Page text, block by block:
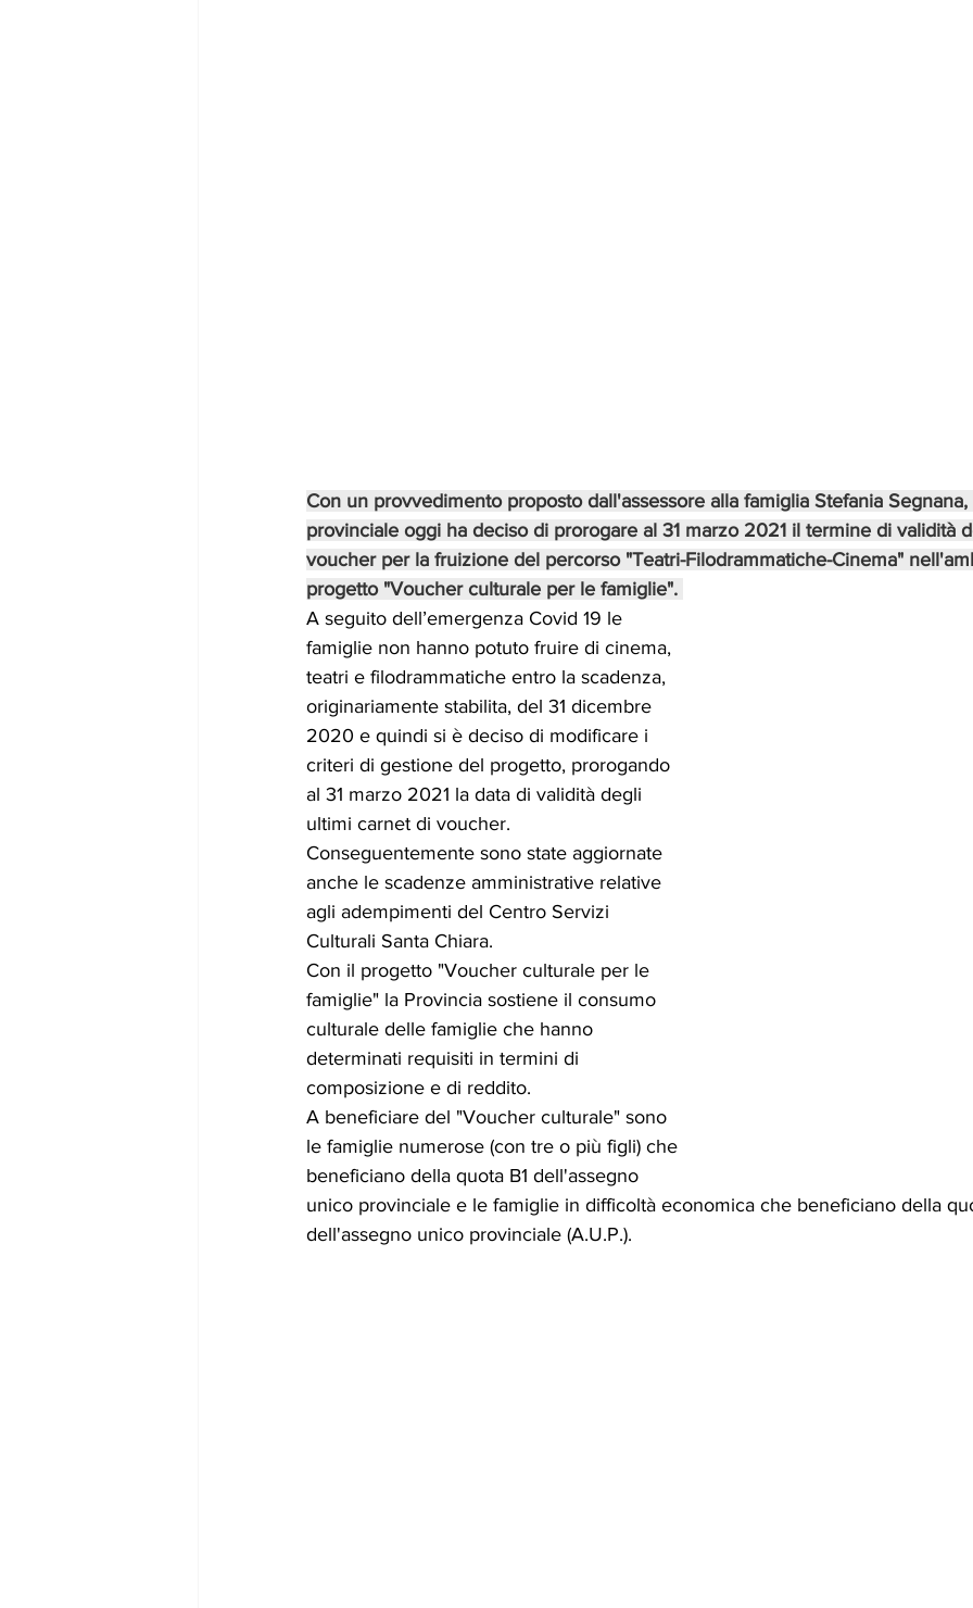
Con un provvedimento proposto dall'assessore alla famiglia Stefania
provinciale oggi ha deciso di prorogare al 31 marzo 2021 il termine di validità
voucher per la fruizione del percorso "Teatri-Filodrammatiche-Cinema"
progetto "Voucher culturale per le famiglie".
A seguito dell’emergenza Covid 19 le
famiglie non hanno potuto fruire di cinema,
teatri e filodrammatiche entro la scadenza,
originariamente stabilita, del 31 dicembre
2020 e quindi si è deciso di modificare i
criteri di gestione del progetto, prorogando
al 31 marzo 2021 la data di validità degli
ultimi carnet di voucher.
Conseguentemente sono state aggiornate
anche le scadenze amministrative relative
agli adempimenti del Centro Servizi
Culturali Santa Chiara.
Con il progetto "Voucher culturale per le
famiglie" la Provincia sostiene il consumo
culturale delle famiglie che hanno
determinati requisiti in termini di
composizione e di reddito.
A beneficiare del "Voucher culturale" sono
le famiglie numerose (con tre o più figli) che
beneficiano della quota B1 dell'assegno
unico provinciale e le famiglie in difficoltà economica che beneficiano della
dell'assegno unico provinciale (A.U.P.).